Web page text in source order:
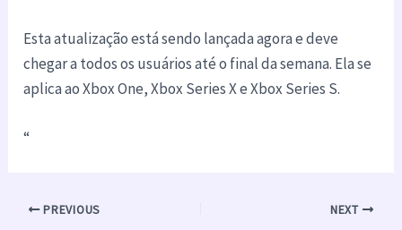
Esta atualização está sendo lançada agora e deve
chegar a todos os usuários até o final da semana. Ela se
aplica ao Xbox One, Xbox Series X e Xbox Series S.
“
PREVIOUS NEXT